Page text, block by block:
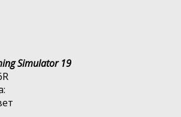
Simulator 19